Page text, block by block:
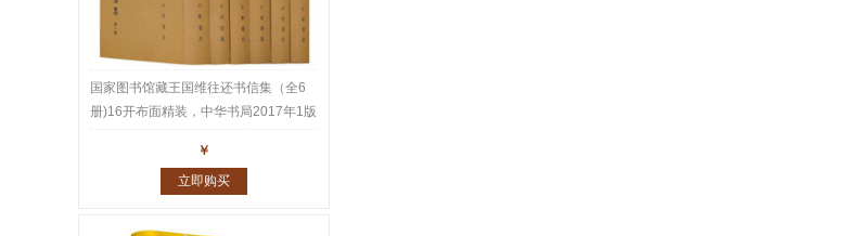
国家图书馆藏王国维往还书信集（全6
册)16开布面精装，中华书局2017年1版
往还书札共1543通2600多页真迹，名
￥
立即购买